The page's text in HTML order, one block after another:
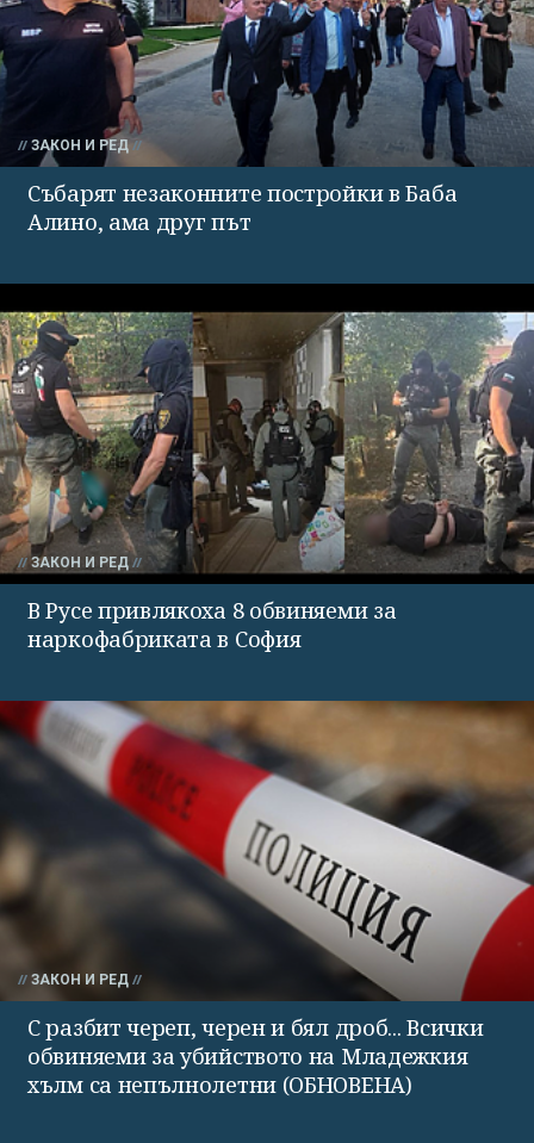
ЗАКОН И РЕД
Събарят незаконните постройки в Баба
Алино, ама друг път
ЗАКОН И РЕД
В Русе привлякоха 8 обвиняеми за
наркофабриката в София
ЗАКОН И РЕД
С разбит череп, черен и бял дроб... Всички
обвиняеми за убийството на Младежкия
хълм са непълнолетни (ОБНОВЕНА)